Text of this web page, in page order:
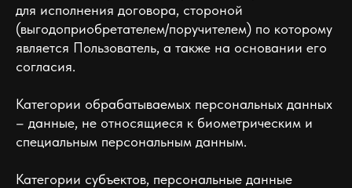
для исполнения договора, стороной
(выгодоприобретателем/поручителем) по которому
является Пользователь, а также на основании его
согласия.
Категории обрабатываемых персональных данных
– данные, не относящиеся к биометрическим и
специальным персональным данным.
Категории субъектов, персональные данные